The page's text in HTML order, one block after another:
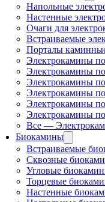
Напольные
Настенные
Очаги для
Встраиваемые
Порталы
Электрокамины
Электрокамины
Электрокамины
Электрокамины
Электрокамины
Электрокамины
Все —
Биокамины
Встраиваемые
Сквозные
Угловые
Торцевые
Настенные